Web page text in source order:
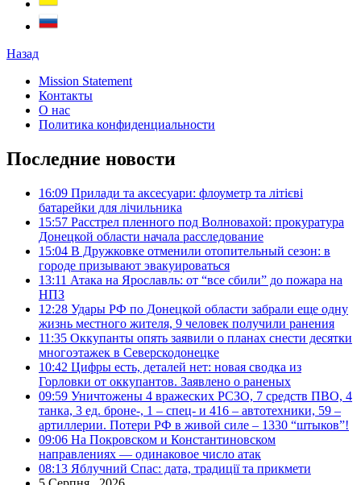
Назад
Mission Statement
Контакты
О нас
Политика конфиденциальности
Последние новости
16:09 Прилади та аксесуари: флоуметр та літієві
батарейки для лічильника
15:57 Расстрел пленного под Волновахой: прокуратура
Донецкой области начала расследование
15:04 В Дружковке отменили отопительный сезон: в
городе призывают эвакуироваться
13:11 Атака на Ярославль: от “все сбили” до пожара на
НПЗ
12:28 Удары РФ по Донецкой области забрали еще одну
жизнь местного жителя, 9 человек получили ранения
11:35 Оккупанты опять заявили о планах снести десятки
многоэтажек в Северскодонецке
10:42 Цифры есть, деталей нет: новая сводка из
Горловки от оккупантов. Заявлено о раненых
09:59 Уничтожены 4 вражеских РСЗО, 7 средств ПВО, 4
танка, 3 ед. броне-, 1 – спец- и 416 – автотехники, 59 –
артиллерии. Потери РФ в живой силе – 1330 “штыков”!
09:06 На Покровском и Константиновском
направлениях — одинаковое число атак
08:13 Яблучний Спас: дата, традиції та прикмети